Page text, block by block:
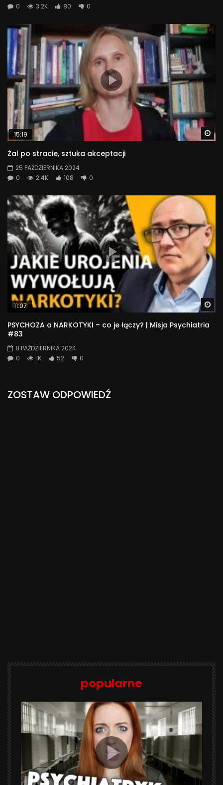
0
3.2K 80 0
15:19
Żal po stracie, sztuka akceptacji
25 PAŹDZIERNIKA 2024
0
2.4K 108 0
11:07
PSYCHOZA a NARKOTYKI – co je łączy? | Misja Psychiatria
#83
8 PAŹDZIERNIKA 2024
0
1K 52 0
ZOSTAW ODPOWIEDŹ
popularne